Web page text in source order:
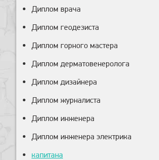
Диплом врача
Диплом геодезиста
Диплом горного мастера
Диплом дерматовенеролога
Диплом дизайнера
Диплом журналиста
Диплом инженера
Диплом инженера электрика
капитана